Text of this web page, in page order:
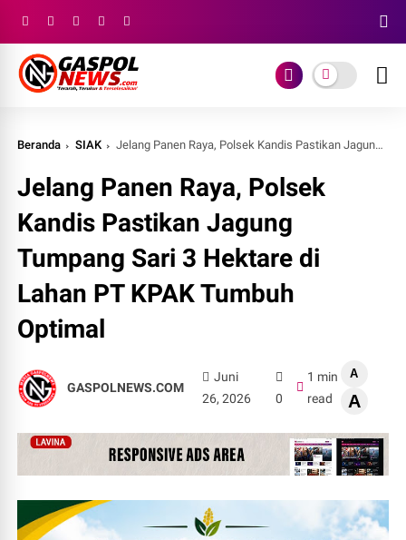
Beranda SIAK Jelang Panen Raya, Polsek Kandis Pastikan Jagung Tumpang Sari 3 Hektare di Lahan PT KPAK Tumbuh Optimal
Jelang Panen Raya, Polsek
Kandis Pastikan Jagung
Tumpang Sari 3 Hektare di
Lahan PT KPAK Tumbuh
Optimal
GASPOLNEWS.COM
Juni
26, 2026
0
1 min
read
A
A